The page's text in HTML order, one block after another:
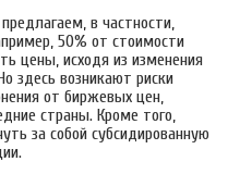
в частности,
50% от стоимости
цены, исходя из изменения
здесь возникают риски
от биржевых цен,
страны. Кроме того,
за собой субсидированную